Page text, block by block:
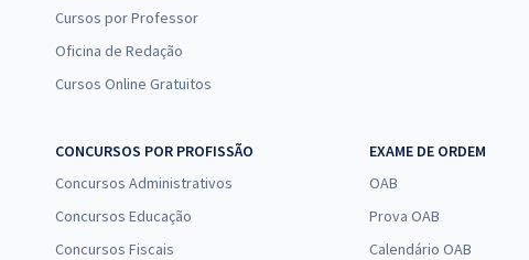
Cursos por Professor
Oficina de Redação
Cursos Online Gratuitos
CONCURSOS POR PROFISSÃO
Concursos Administrativos
Concursos Educação
Concursos Fiscais
EXAME DE ORDEM
OAB
Prova OAB
Calendário OAB